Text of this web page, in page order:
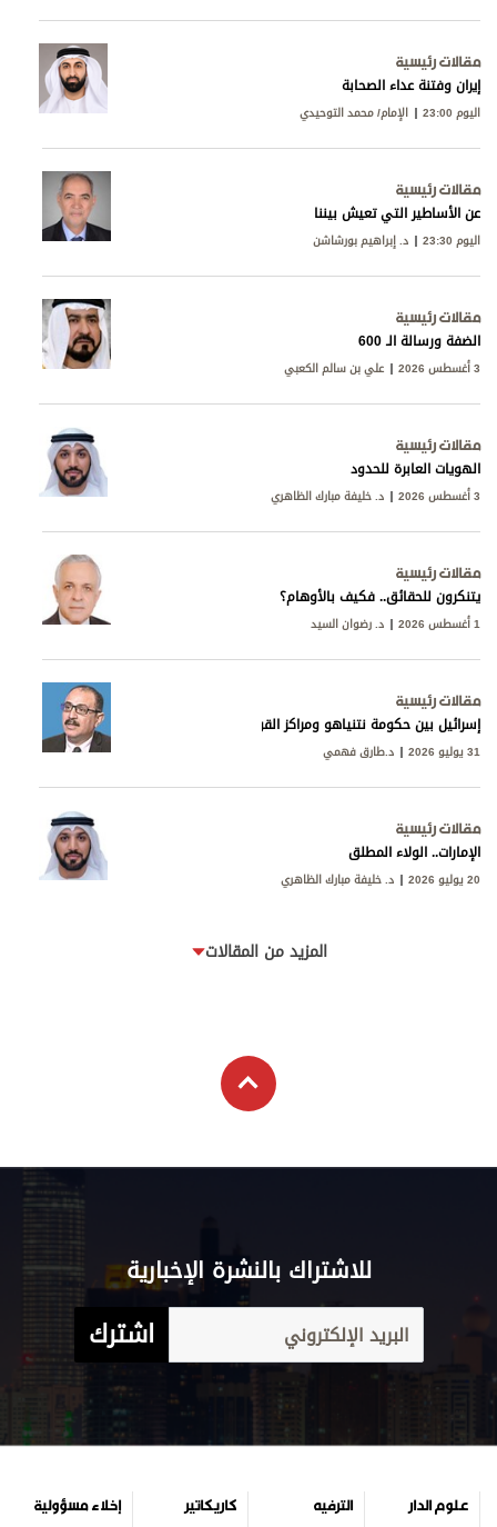
مقالات رئيسية
إيران وفتنة عداء الصحابة
اليوم 23:00 الإمام/ محمد التوحيدي
مقالات رئيسية
عن الأساطير التي تعيش بيننا
اليوم 23:30 د. إبراهيم بورشاشن
مقالات رئيسية
الضفة ورسالة الـ 600
3 أغسطس 2026 علي بن سالم الكعبي
مقالات رئيسية
الهويات العابرة للحدود
3 أغسطس 2026 د. خليفة مبارك الظاهري
مقالات رئيسية
يتنكرون للحقائق.. فكيف بالأوهام؟
1 أغسطس 2026 د. رضوان السيد
مقالات رئيسية
إسرائيل بين حكومة نتنياهو ومراكز القوى
31 يوليو 2026 د.طارق فهمي
مقالات رئيسية
الإمارات.. الولاء المطلق
20 يوليو 2026 د. خليفة مبارك الظاهري
المزيد من المقالات
للاشتراك بالنشرة الإخبارية
اشترك
علوم الدار
الترفيه
كاريكاتير
إخلاء مسؤولية